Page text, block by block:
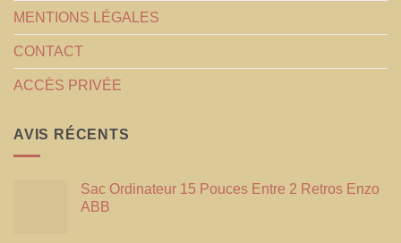
MENTIONS LÉGALES
CONTACT
ACCÈS PRIVÉE
AVIS RÉCENTS
Sac Ordinateur 15 Pouces Entre 2 Retros Enzo
ABB